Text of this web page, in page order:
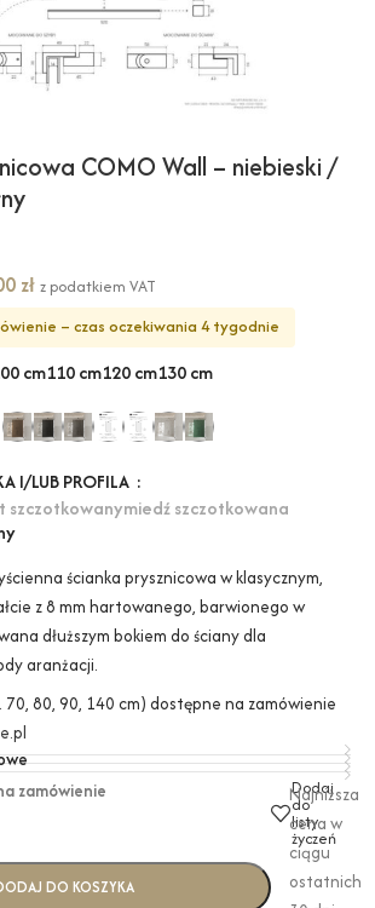
COMO Wall – niebieski /
zł z podatkiem VAT
– czas oczekiwania 4 tygodnie
cm110 cm120 cm130 cm
I/LUB PROFILA
szczotkowanymiedź szczotkowana
ścianka prysznicowa w klasycznym,
z 8 mm hartowanego, barwionego w
dłuższym bokiem do ściany dla
aranżacji.
70, 80, 90, 140 cm) dostępne na zamówienie
zamówienie
DO KOSZYKA
Dodaj
do
listy
życzeń
Najniższa
cena w
ciągu
ostatnich